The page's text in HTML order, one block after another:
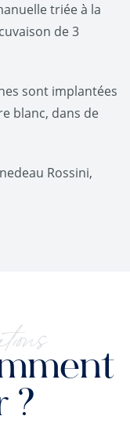
triée à la
de 3
sont implantées
blanc, dans de
Rossini,
?